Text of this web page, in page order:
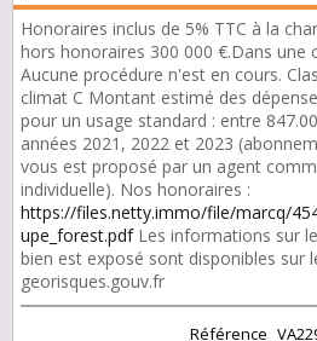
Honoraires inclus de 5% TTC à la
hors honoraires 300 000 €.Dans une
Aucune procédure n'est en cours.
climat C Montant estimé des
pour un usage standard : entre
années 2021, 2022 et 2023
vous est proposé par un agent
individuelle). Nos honoraires :
https://files.netty.immo/file/marcq/
upe_forest.pdfLes informations sur
bien est exposé sont disponibles sur
georisques.gouv.fr
Référence